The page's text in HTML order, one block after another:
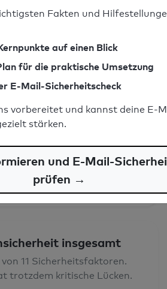
Check bestanden
Record Prüfergebnis
gefunden
0 Fehler
insgesamt
11 Sicherheitsfaktoren.
trotzdem kritische Lücken.
Fakten und
auf einen Blick
für die praktische Umsetzung
E-Mail-Sicherheitscheck
vorbereitet und kannst deine E-
stärken.
und E-Mail-
prüfen →